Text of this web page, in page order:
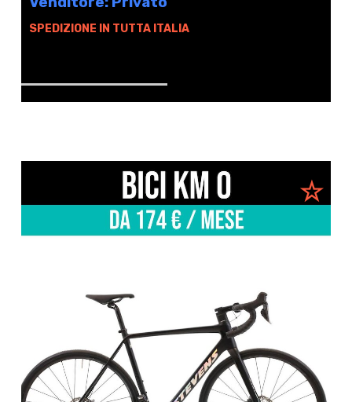
SPEDIZIONE IN TUTTA ITALIA